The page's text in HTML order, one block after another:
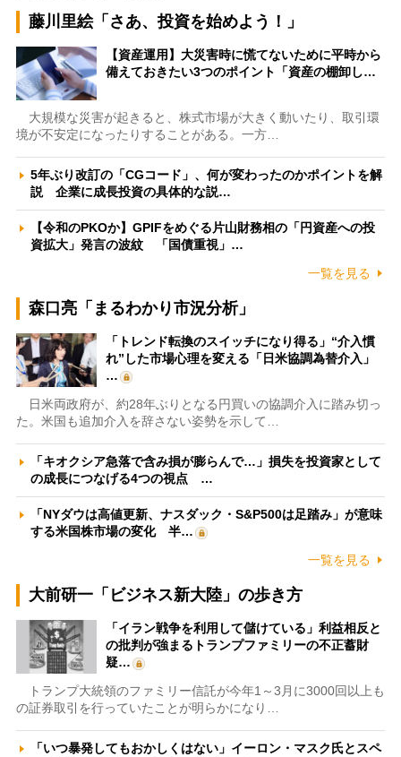
藤川里絵「さあ、投資を始めよう！」
【資産運用】大災害時に慌てないために平時から
備えておきたい3つのポイント「資産の棚卸し…
大規模な災害が起きると、株式市場が大きく動いたり、取引環
境が不安定になったりすることがある。一方…
5年ぶり改訂の「CGコード」、何が変わったのかポイントを解
説 企業に成長投資の具体的な説…
【令和のPKOか】GPIFをめぐる片山財務相の「円資産への投
資拡大」発言の波紋 「国債重視」…
一覧を見る
森口亮「まるわかり市況分析」
「トレンド転換のスイッチになり得る」“介入慣
れ”した市場心理を変える「日米協調為替介入」
…
日米両政府が、約28年ぶりとなる円買いの協調介入に踏み切っ
た。米国も追加介入を辞さない姿勢を示して…
「キオクシア急落で含み損が膨らんで…」損失を投資家として
の成長につなげる4つの視点 …
「NYダウは高値更新、ナスダック・S&P500は足踏み」が意味
する米国株市場の変化 半…
一覧を見る
大前研一「ビジネス新大陸」の歩き方
「イラン戦争を利用して儲けている」利益相反と
の批判が強まるトランプファミリーの不正蓄財
疑…
トランプ大統領のファミリー信託が今年1～3月に3000回以上も
の証券取引を行っていたことが明らかになり…
「いつ暴発してもおかしくはない」イーロン・マスク氏とスペ